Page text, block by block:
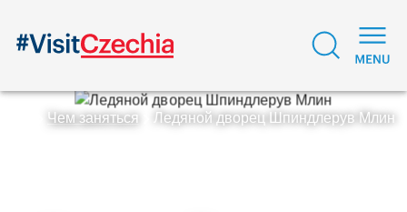
Чем заняться Ледяной дворец Шпиндлерув Млин